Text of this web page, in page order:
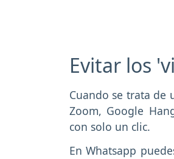
Evitar los
Cuando se trata de
Zoom, Google
con solo un clic.
En Whatsapp